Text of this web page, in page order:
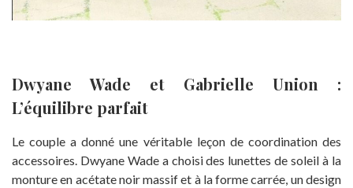
Dwyane Wade et Gabrielle Union :
L’équilibre parfait
Le couple a donné une véritable leçon de coordination des
accessoires. Dwyane Wade a choisi des lunettes de soleil à la
monture en acétate noir massif et à la forme carrée, un design